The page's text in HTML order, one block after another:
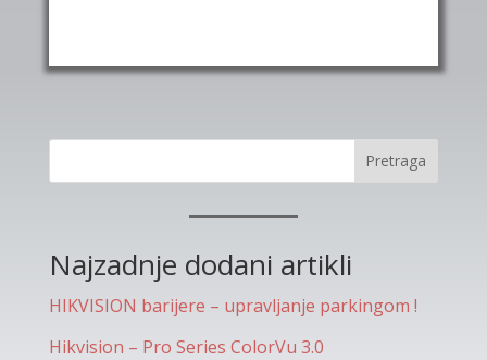
Pretraga
Najzadnje dodani artikli
HIKVISION barijere – upravljanje parkingom !
Hikvision – Pro Series ColorVu 3.0